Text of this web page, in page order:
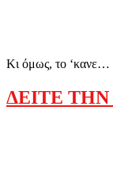
Κι όμως, το ‘κανε…
ΔΕΙΤΕ